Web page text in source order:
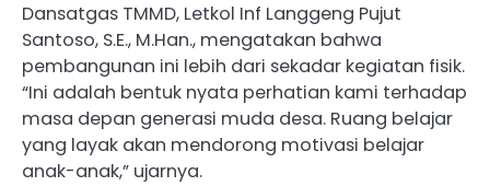
Dansatgas TMMD, Letkol Inf Langgeng Pujut
Santoso, S.E., M.Han., mengatakan bahwa
pembangunan ini lebih dari sekadar kegiatan fisik.
“Ini adalah bentuk nyata perhatian kami terhadap
masa depan generasi muda desa. Ruang belajar
yang layak akan mendorong motivasi belajar
anak-anak,” ujarnya.